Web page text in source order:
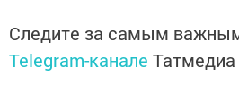
Следите за самым
Telegram-канале Татмедиа